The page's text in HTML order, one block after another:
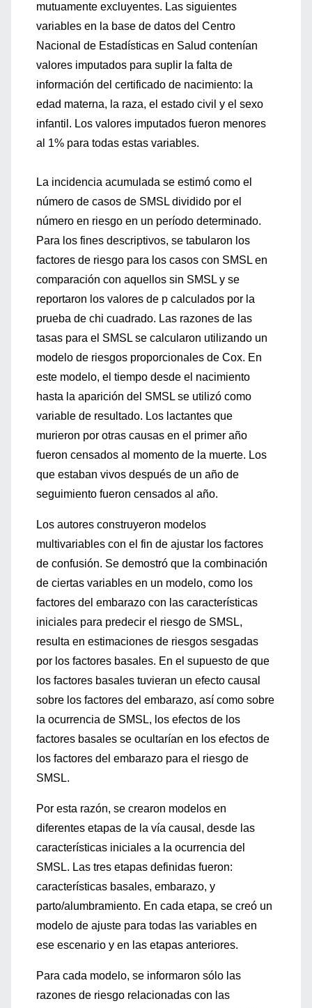
mutuamente excluyentes. Las siguientes
variables en la base de datos del Centro
Nacional de Estadísticas en Salud contenían
valores imputados para suplir la falta de
información del certificado de nacimiento: la
edad materna, la raza, el estado civil y el sexo
infantil. Los valores imputados fueron menores
al 1% para todas estas variables.
La incidencia acumulada se estimó como el
número de casos de SMSL dividido por el
número en riesgo en un período determinado.
Para los fines descriptivos, se tabularon los
factores de riesgo para los casos con SMSL en
comparación con aquellos sin SMSL y se
reportaron los valores de p calculados por la
prueba de chi cuadrado. Las razones de las
tasas para el SMSL se calcularon utilizando un
modelo de riesgos proporcionales de Cox. En
este modelo, el tiempo desde el nacimiento
hasta la aparición del SMSL se utilizó como
variable de resultado. Los lactantes que
murieron por otras causas en el primer año
fueron censados al momento de la muerte. Los
que estaban vivos después de un año de
seguimiento fueron censados al año.
Los autores construyeron modelos
multivariables con el fin de ajustar los factores
de confusión. Se demostró que la combinación
de ciertas variables en un modelo, como los
factores del embarazo con las características
iniciales para predecir el riesgo de SMSL,
resulta en estimaciones de riesgos sesgadas
por los factores basales. En el supuesto de que
los factores basales tuvieran un efecto causal
sobre los factores del embarazo, así como sobre
la ocurrencia de SMSL, los efectos de los
factores basales se ocultarían en los efectos de
los factores del embarazo para el riesgo de
SMSL.
Por esta razón, se crearon modelos en
diferentes etapas de la vía causal, desde las
características iniciales a la ocurrencia del
SMSL. Las tres etapas definidas fueron:
características basales, embarazo, y
parto/alumbramiento. En cada etapa, se creó un
modelo de ajuste para todas las variables en
ese escenario y en las etapas anteriores.
Para cada modelo, se informaron sólo las
razones de riesgo relacionadas con las